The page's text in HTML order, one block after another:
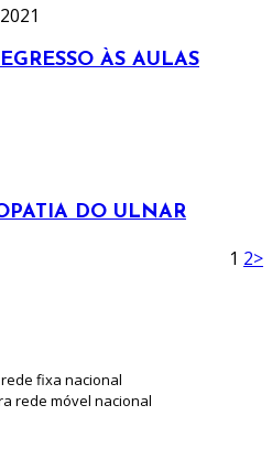
ÀS AULAS
DO ULNAR
1 2>
fixa nacional
rede móvel nacional